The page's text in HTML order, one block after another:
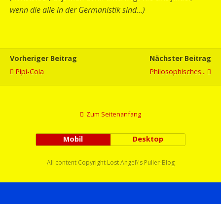
wenn die alle in der Germanistik sind…)
Vorheriger Beitrag
Pipi-Cola
Nächster Beitrag
Philosophisches...
Zum Seitenanfang
Mobil Desktop
All content Copyright Lost Angel\'s Puller-Blog